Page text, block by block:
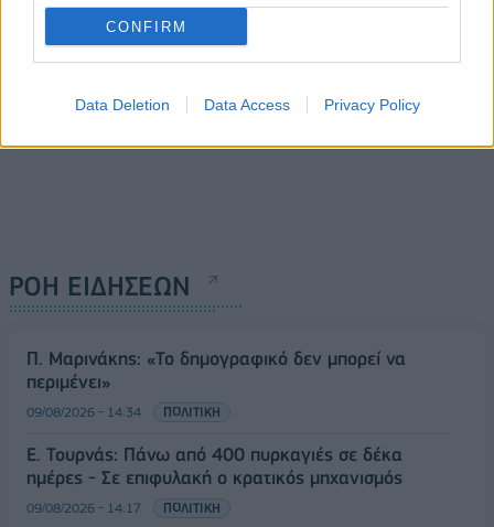
CONFIRM
Data Deletion Data Access Privacy Policy
ΡΟΗ ΕΙΔΗΣΕΩΝ
Π. Μαρινάκης: «Το δημογραφικό δεν μπορεί να
περιμένει»
09/08/2026 - 14:34 ΠΟΛΙΤΙΚΗ
Ε. Τουρνάς: Πάνω από 400 πυρκαγιές σε δέκα
ημέρες - Σε επιφυλακή ο κρατικός μηχανισμός
09/08/2026 - 14:17 ΠΟΛΙΤΙΚΗ